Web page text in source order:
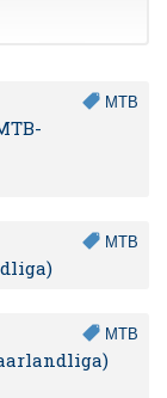
MTB
MTB
MTB